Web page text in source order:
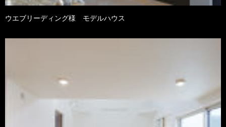
ウエブリーディング様 モデルハウス